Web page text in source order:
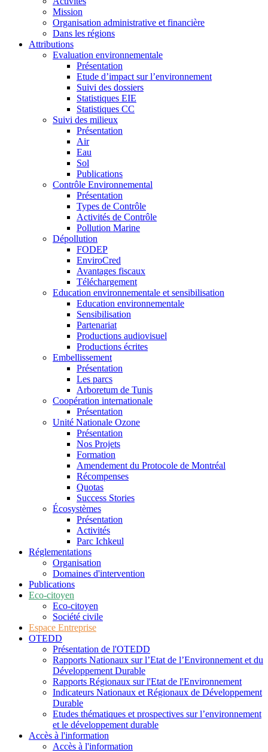
Mission
Organisation administrative et financière
Dans les régions
Attributions
Evaluation environnementale
Présentation
Etude d’impact sur l’environnement
Suivi des dossiers
Statistiques EIE
Statistiques CC
Suivi des milieux
Présentation
Air
Eau
Sol
Publications
Contrôle Environnemental
Présentation
Types de Contrôle
Activités de Contrôle
Pollution Marine
Dépollution
FODEP
EnviroCred
Avantages fiscaux
Téléchargement
Education environnementale et sensibilisation
Education environnementale
Sensibilisation
Partenariat
Productions audiovisuel
Productions écrites
Embellissement
Présentation
Les parcs
Arboretum de Tunis
Coopération internationale
Présentation
Unité Nationale Ozone
Présentation
Nos Projets
Formation
Amendement du Protocole de Montréal
Récompenses
Quotas
Success Stories
Écosystèmes
Présentation
Activités
Parc Ichkeul
Réglementations
Organisation
Domaines d'intervention
Publications
Eco-citoyen
Eco-citoyen
Société civile
Espace Entreprise
OTEDD
Présentation de l'OTEDD
Rapports Nationaux sur l’Etat de l’Environnement et du
Développement Durable
Rapports Régionaux sur l'Etat de l'Environnement
Indicateurs Nationaux et Régionaux de Développement
Durable
Etudes thématiques et prospectives sur l’environnement
et le développement durable
Accès à l'information
Accès à l'information